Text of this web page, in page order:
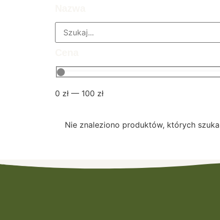
0 zł — 100 zł
Nie znaleziono produktów, których